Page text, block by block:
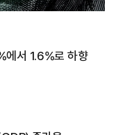
에서 1.6%로 하향